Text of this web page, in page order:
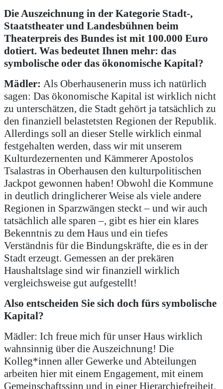
Die Auszeichnung in der Kategorie Stadt-,
Staatstheater und Landesbühnen beim
Theaterpreis des Bundes ist mit 100.000 Euro
dotiert. Was bedeutet Ihnen mehr: das
symbolische oder das ökonomische Kapital?
Mädler: Als Oberhausenerin muss ich natürlich
sagen: Das ökonomische Kapital ist wirklich nicht
zu unterschätzen, die Stadt gehört ja tatsächlich zu
den finanziell belastetsten Regionen der Republik.
Allerdings soll an dieser Stelle wirklich einmal
festgehalten werden, dass wir mit unserem
Kulturdezernenten und Kämmerer Apostolos
Tsalastras in Oberhausen den kulturpolitischen
Jackpot gewonnen haben! Obwohl die Kommune
in deutlich dringlicherer Weise als viele andere
Regionen in Sparzwängen steckt – und wir auch
tatsächlich alle sparen –, gibt es hier ein klares
Bekenntnis zu dem Haus und ein tiefes
Verständnis für die Bindungskräfte, die es in der
Stadt erzeugt. Gemessen an der prekären
Haushaltslage sind wir finanziell wirklich
vergleichsweise gut aufgestellt!
Also entscheiden Sie sich doch fürs symbolische
Kapital?
Mädler: Ich freue mich für unser Haus wirklich
wahnsinnig über die Auszeichnung! Die
Kolleg*innen aller Gewerke und Abteilungen
arbeiten hier mit einem Engagement, mit einem
Gemeinschaftssinn und in einer Hierarchiefreiheit,